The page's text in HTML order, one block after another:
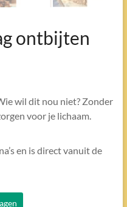
ontbijten
wil dit nou niet? Zonder
voor je lichaam.
en is direct vanuit de